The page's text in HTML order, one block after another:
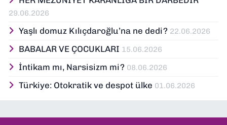
29.06.2026
Yaşlı domuz Kılıçdaroğlu’na ne dedi? 22.06.2026
BABALAR VE ÇOCUKLARI 15.06.2026
İntikam mı, Narsisizm mi? 08.06.2026
Türkiye: Otokratik ve despot ülke 01.06.2026